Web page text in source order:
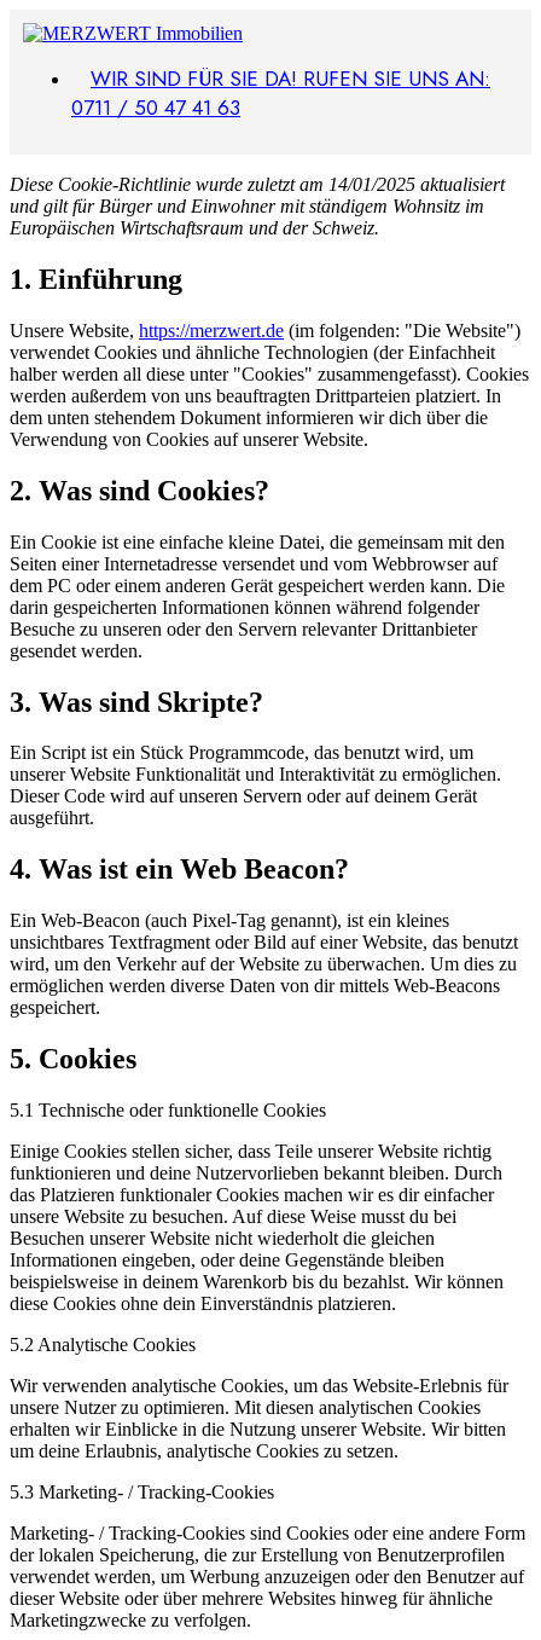
Zum
Inhalt
WIR SIND FÜR SIE DA! RUFEN SIE UNS AN:
0711 / 50 47 41 63
Diese Cookie-Richtlinie wurde zuletzt am 14/01/2025 aktualisiert
und gilt für Bürger und Einwohner mit ständigem Wohnsitz im
Europäischen Wirtschaftsraum und der Schweiz.
1. Einführung
Unsere Website, https://merzwert.de (im folgenden: "Die Website")
verwendet Cookies und ähnliche Technologien (der Einfachheit
halber werden all diese unter "Cookies" zusammengefasst). Cookies
werden außerdem von uns beauftragten Drittparteien platziert. In
dem unten stehendem Dokument informieren wir dich über die
Verwendung von Cookies auf unserer Website.
2. Was sind Cookies?
Ein Cookie ist eine einfache kleine Datei, die gemeinsam mit den
Seiten einer Internetadresse versendet und vom Webbrowser auf
dem PC oder einem anderen Gerät gespeichert werden kann. Die
darin gespeicherten Informationen können während folgender
Besuche zu unseren oder den Servern relevanter Drittanbieter
gesendet werden.
3. Was sind Skripte?
Ein Script ist ein Stück Programmcode, das benutzt wird, um
unserer Website Funktionalität und Interaktivität zu ermöglichen.
Dieser Code wird auf unseren Servern oder auf deinem Gerät
ausgeführt.
4. Was ist ein Web Beacon?
Ein Web-Beacon (auch Pixel-Tag genannt), ist ein kleines
unsichtbares Textfragment oder Bild auf einer Website, das benutzt
wird, um den Verkehr auf der Website zu überwachen. Um dies zu
ermöglichen werden diverse Daten von dir mittels Web-Beacons
gespeichert.
5. Cookies
5.1 Technische oder funktionelle Cookies
Einige Cookies stellen sicher, dass Teile unserer Website richtig
funktionieren und deine Nutzervorlieben bekannt bleiben. Durch
das Platzieren funktionaler Cookies machen wir es dir einfacher
unsere Website zu besuchen. Auf diese Weise musst du bei
Besuchen unserer Website nicht wiederholt die gleichen
Informationen eingeben, oder deine Gegenstände bleiben
beispielsweise in deinem Warenkorb bis du bezahlst. Wir können
diese Cookies ohne dein Einverständnis platzieren.
5.2 Analytische Cookies
Wir verwenden analytische Cookies, um das Website-Erlebnis für
unsere Nutzer zu optimieren. Mit diesen analytischen Cookies
erhalten wir Einblicke in die Nutzung unserer Website. Wir bitten
um deine Erlaubnis, analytische Cookies zu setzen.
5.3 Marketing- / Tracking-Cookies
Marketing- / Tracking-Cookies sind Cookies oder eine andere Form
der lokalen Speicherung, die zur Erstellung von Benutzerprofilen
verwendet werden, um Werbung anzuzeigen oder den Benutzer auf
dieser Website oder über mehrere Websites hinweg für ähnliche
Marketingzwecke zu verfolgen.